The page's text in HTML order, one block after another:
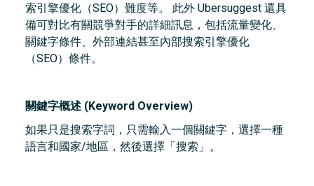
索引擎優化（SEO）難度等。 此外 Ubersuggest 還具
備可對比有關競爭對手的詳細訊息，包括流量變化、
關鍵字條件、外部連結甚至內部搜索引擎優化
（SEO）條件。
關鍵字概述 (Keyword Overview)
如果只是搜索字詞，只需輸入一個關鍵字，選擇一種
語言和國家/地區，然後選擇「搜索」。